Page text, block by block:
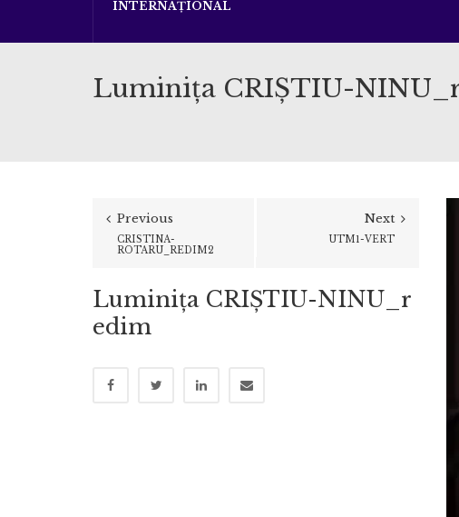
INTERNAȚIONAL
Luminiţa CRIŞTIU-
Previous
CRISTINA-
ROTARU_REDIM2
Next
UTM1-VERT
Luminiţa CRIŞTIU-NINU_r
edim